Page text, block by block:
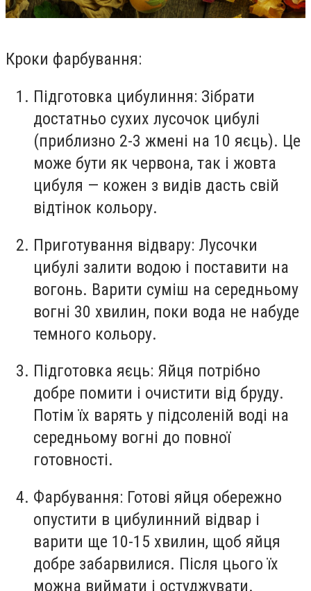
Кроки фарбування:
Підготовка цибулиння: Зібрати
достатньо сухих лусочок цибулі
(приблизно 2-3 жмені на 10 яєць). Це
може бути як червона, так і жовта
цибуля — кожен з видів дасть свій
відтінок кольору.
Приготування відвару: Лусочки
цибулі залити водою і поставити на
вогонь. Варити суміш на середньому
вогні 30 хвилин, поки вода не набуде
темного кольору.
Підготовка яєць: Яйця потрібно
добре помити і очистити від бруду.
Потім їх варять у підсоленій воді на
середньому вогні до повної
готовності.
Фарбування: Готові яйця обережно
опустити в цибулинний відвар і
варити ще 10-15 хвилин, щоб яйця
добре забарвилися. Після цього їх
можна виймати і остуджувати.